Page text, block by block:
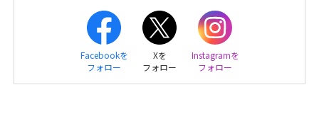
Facebookを
フォロー
Xを
フォロー
Instagramを
フォロー